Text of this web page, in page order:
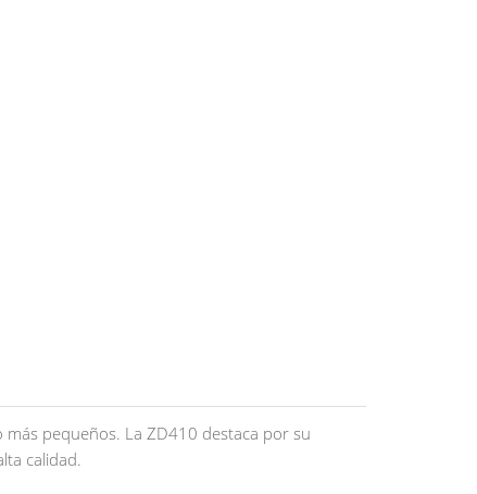
pequeños. La ZD410 destaca por su
calidad.